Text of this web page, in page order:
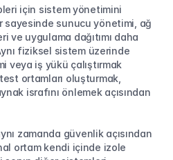
için sistem yönetimini
sayesinde sunucu yönetimi, ağ
ve uygulama dağıtımı daha
fiziksel sistem üzerinde
veya iş yükü çalıştırmak
ortamları oluşturmak,
israfını önlemek açısından
zamanda güvenlik açısından
ortam kendi içinde izole